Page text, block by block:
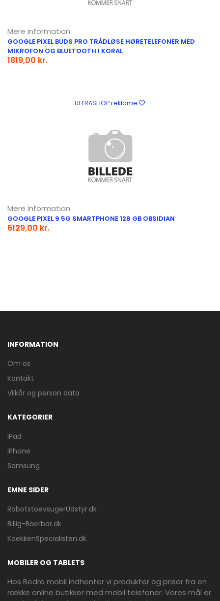
Mere information
GOOGLE PIXEL BUDS PRO TRÅDLØSE HØRETELEFONER MED
MIKROFON OG BLUETOOTH I KORAL
1819,00 kr.
ULTRASHOP reklame
Mere information
GOOGLE PIXEL 9 5G SMARTPHONE 128 GB OBSIDIAN
6129,00 kr.
INFORMATION
Om os
Kontakt
Vilkår og person data
KATEGORIER
iPad
iPhone
Samsung
EMNE SIDER
RobotstoevsugerUdstyr.dk
Billig-Baerbar.dk
KoekkenSpecialisten.dk
MOBILER OG TABLETS
Hos Bedre mobil indhenter vi produkter og priser fra en
række online butikker med mobil telefoner. Vores mål er